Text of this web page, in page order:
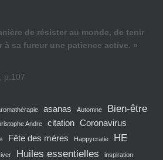
de résister au monde, de tenir
à sa fureur une patience active. »
p.107
asanas Automne Bien-être
Andre citation Coronavirus
Fête des mères Happycratie HE
Huiles essentielles inspiration